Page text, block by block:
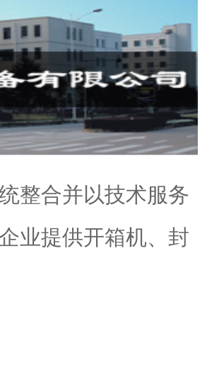
整合并以技术服务
业提供开箱机、封